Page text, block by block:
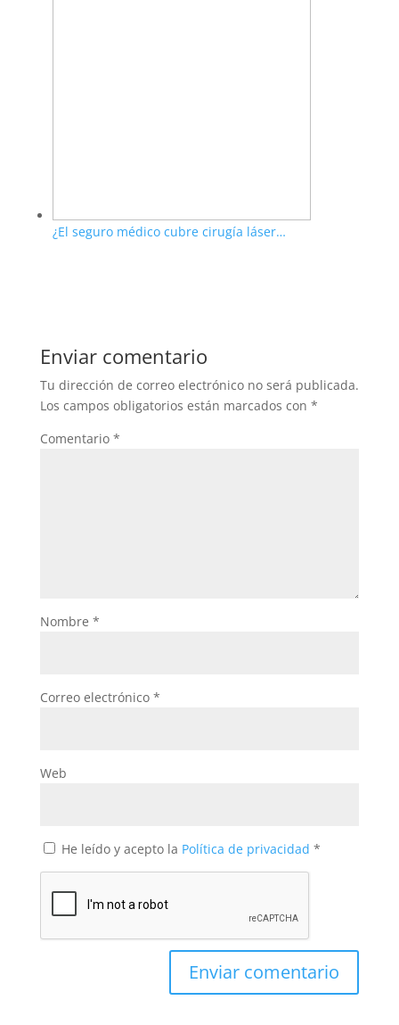
¿El seguro médico cubre cirugía láser…
Enviar comentario
Tu dirección de correo electrónico no será publicada.
Los campos obligatorios están marcados con *
Comentario *
Nombre *
Correo electrónico *
Web
He leído y acepto la Política de privacidad *